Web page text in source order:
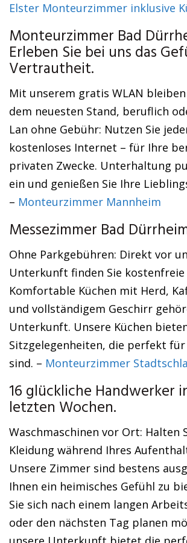
Elster Monteurzimmer inklusive
Monteurzimmer Bad
Erleben Sie bei uns das
Vertrautheit.
Mit unserem gratis WLAN
dem neuesten Stand, beruflich
Lan ohne Gebühr: Nutzen Sie
kostenloses Internet – für Ihre
privaten Zwecke. Unterhaltung
ein und genießen Sie Ihre
– Monteurzimmer Mannheim
Messezimmer Bad
Ohne Parkgebühren: Direkt vor
Unterkunft finden Sie
Komfortable Küchen mit Herd,
und vollständigem Geschirr
Unterkunft. Unsere Küchen
Sitzgelegenheiten, die perfekt
sind. – Monteurzimmer
16 glückliche Handwerker
letzten Wochen.
Waschmaschinen vor Ort: Halten
Kleidung während Ihres
Unsere Zimmer sind bestens
Ihnen ein heimisches Gefühl zu
Sie sich nach einem langen
oder den nächsten Tag planen